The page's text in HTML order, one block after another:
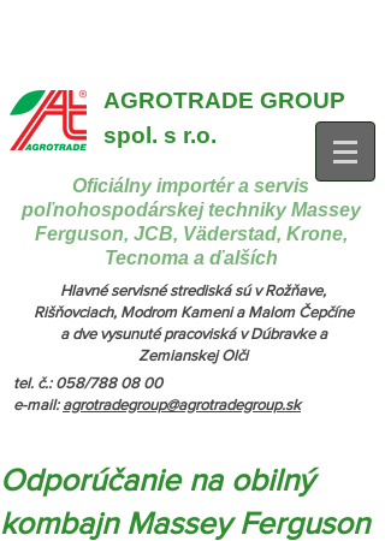
AGROTRADE GROUP
spol. s r.o.
Oficiálny importér a servis
poľnohospodárskej techniky Massey
Ferguson, JCB, Väderstad, Krone,
Tecnoma a ďalších
Hlavné servisné strediská sú v Rožňave,
Rišňovciach, Modrom Kameni a Malom Čepčíne
a dve vysunuté pracoviská v Dúbravke a
Zemianskej Olči
tel. č.: 058/788 08 00
e-mail: agrotradegroup@agrotradegroup.sk
Odporúčanie na obilný
kombajn Massey Ferguson